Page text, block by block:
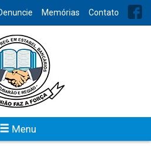
Memórias Contato
Menu